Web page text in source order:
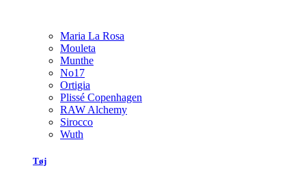
Maria La Rosa
Mouleta
Munthe
No17
Ortigia
Plissé Copenhagen
RAW Alchemy
Sirocco
Wuth
Tøj